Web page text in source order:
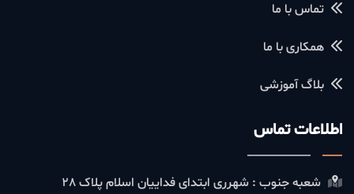
تماس با ما
همکاری با ما
بلاگ آموزشی
اطلاعات تماس
شعبه جنوب : شهرری ابتدای فداییان اسلام پلاک 28